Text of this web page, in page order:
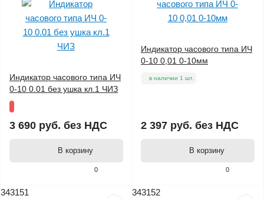
0
Индикатор часового типа ИЧ
0-10 0.01 без ушка кл.1 ЧИЗ
3 690 руб. без НДС
В корзину
0
Индикатор часового типа ИЧ
0-10 0,01 0-10мм
в наличии 1 шт.
2 397 руб. без НДС
В корзину
343151 343152